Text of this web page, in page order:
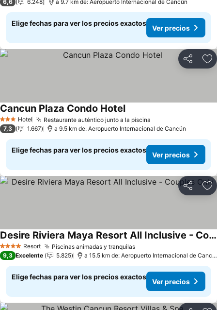
6,6 6.248 a 9.7 km de: Aeropuerto Internacional de Cancún
Elige fechas para ver los precios exactos
Ver precios
Compartir
3 Estrellas
Hotel Restaurante auténtico junto a la piscina
Cancun Plaza Condo HotelVer precios
7,3 1.667 a 9.5 km de: Aeropuerto Internacional de Cancún
Elige fechas para ver los precios exactos
Ver precios
Compartir
4 EstrellasResort Piscinas animadas y tranquilasVer precios
Desire Riviera Maya Resort All Inclusive - Couples Only
Ver precios
9,3 Excelente 5.825 a 15.5 km de: Aeropuerto Internacional de
Elige fechas para ver los precios exactos
Ver precios